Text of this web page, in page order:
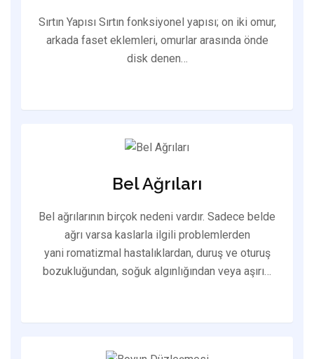
Sırtın Yapısı Sırtın fonksiyonel yapısı; on iki omur,
arkada faset eklemleri, omurlar arasında önde
disk denen…
Bel Ağrıları
Bel ağrılarının birçok nedeni vardır. Sadece belde
ağrı varsa kaslarla ilgili problemlerden
yani romatizmal hastalıklardan, duruş ve oturuş
bozukluğundan, soğuk algınlığından veya aşırı…